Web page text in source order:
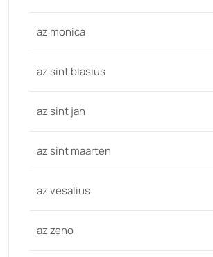
az monica
az sint blasius
az sint jan
az sint maarten
az vesalius
az zeno